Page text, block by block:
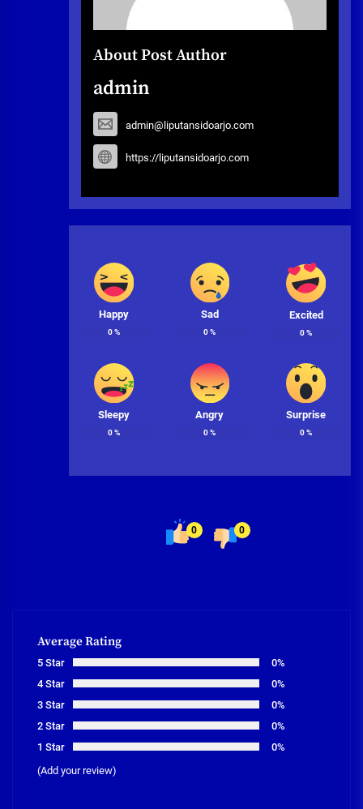
About Post Author
admin
admin@liputansidoarjo.com
https://liputansidoarjo.com
Happy
0%
Sad
0%
Excited
0%
Sleepy
0%
Angry
0%
Surprise
0%
0 0
Average Rating
5 Star
0%
4 Star
0%
3 Star
0%
2 Star
0%
1 Star
0%
(Add your review)